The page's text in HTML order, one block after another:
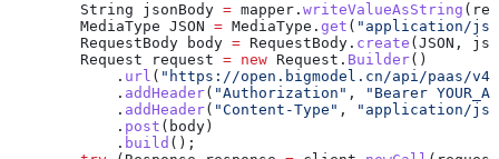
        String
jsonBody = mapper . writeValueAsString
        MediaType
JSON = MediaType . get ( "application/
        RequestBody
body = RequestBody . create (JSON,
        Request
request = new Request. Builder()
            .
url ( "https://open.bigmodel.cn/api/paas/
            .
addHeader( "Authorization" ,
"Bearer
            .
addHeader( "Content-Type" ,
"application/
            .
post (body)
            .
build ();